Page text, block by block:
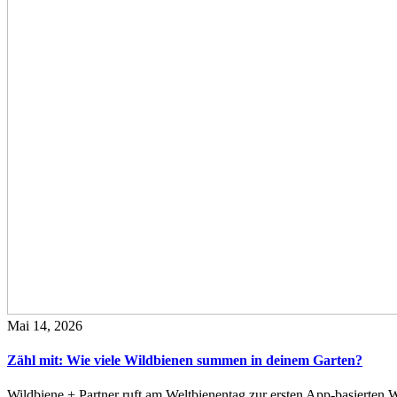
Mai 14, 2026
Zähl mit: Wie viele Wildbienen summen in deinem Garten?